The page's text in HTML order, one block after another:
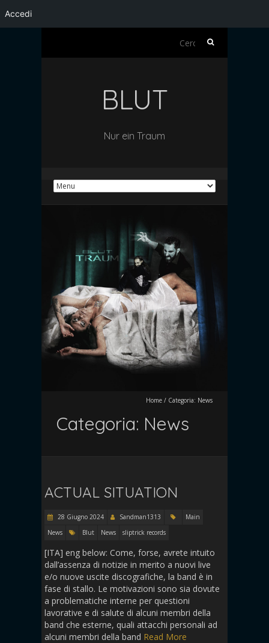
Accedi
Ricerca
BLUT
Nur ein Traum
Home / Categoria: News
Categoria: News
ACTUAL SITUATION
28 Giugno 2024 Sandman1313
Main
News
Blut News sliptrick records
[ITA] eng below: Come, forse, avrete intuito
dall’assenza di notizie in merito a nuovi live
e/o nuove uscite discografiche, la band è in
fase di stallo. Le motivazioni sono sia dovute
a problematiche interne per questioni
lavorative e di salute di alcuni membri della
band che esterne, quali attacchi personali ad
alcuni membri della band Read More